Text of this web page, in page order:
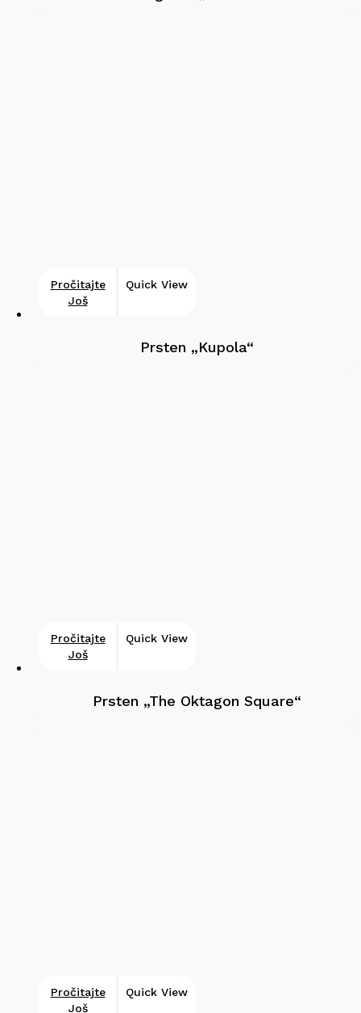
Pročitajte
Još
Quick View
Prsten „Kupola“
Pročitajte
Još
Quick View
Prsten „The Oktagon Square“
Pročitajte
Još
Quick View